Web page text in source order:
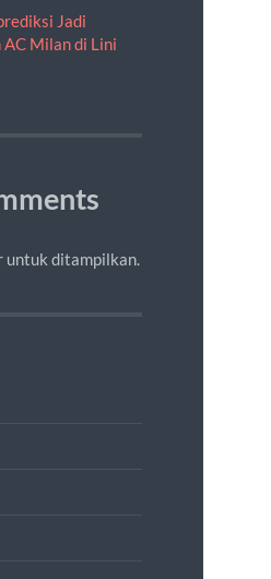
Jadi
Milan di Lini
untuk ditampilkan.